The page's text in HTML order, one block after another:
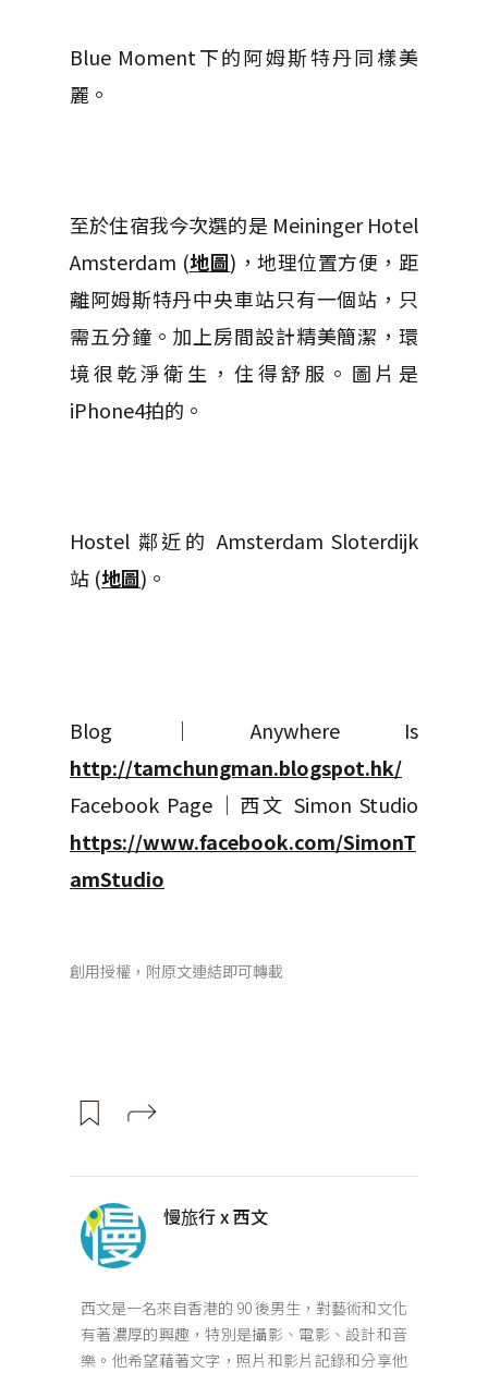
Blue Moment下的阿姆斯特丹同樣美
麗。
至於住宿我今次選的是 Meininger Hotel
Amsterdam (地圖) ，地理位置方便，距
離阿姆斯特丹中央車站只有一個站，只
需五分鐘。加上房間設計精美簡潔，環
境很乾淨衛生，住得舒服。圖片是
iPhone4拍的。
Hostel 鄰近的 Amsterdam Sloterdijk
站 (地圖)。
Blog｜Anywhere Is
http://tamchungman.blogspot.hk/
Facebook Page｜西文 Simon Studio
https://www.facebook.com/SimonT
amStudio
創用授權，附原文連結即可轉載
慢旅行 x 西文
西文是一名來自香港的 90 後男生，對藝術和文化
有著濃厚的興趣，特別是攝影、電影、設計和音
樂。他希望藉著文字，照片和影片記錄和分享他